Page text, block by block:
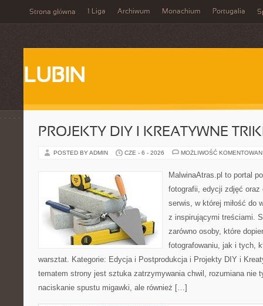
Strona główna 1 Liga Archiwum Monachium Portugalia
LUBIN
PROJEKTY DIY I KREATYWNE
POSTED BY ADMIN CZE - 6 - 2026 MOŻLIWOŚĆ
MalwinaAtras.pl to portal
fotografii, edycji zdjęć oraz
serwis, w której miłość do
z inspirującymi treściami.
zarówno osoby, które
fotografowaniu, jak i tych,
warsztat. Kategorie: Edycja i Postprodukcja i Projekty DIY i
tematem strony jest sztuka zatrzymywania chwil, rozumiana nie
naciskanie spustu migawki, ale również […]